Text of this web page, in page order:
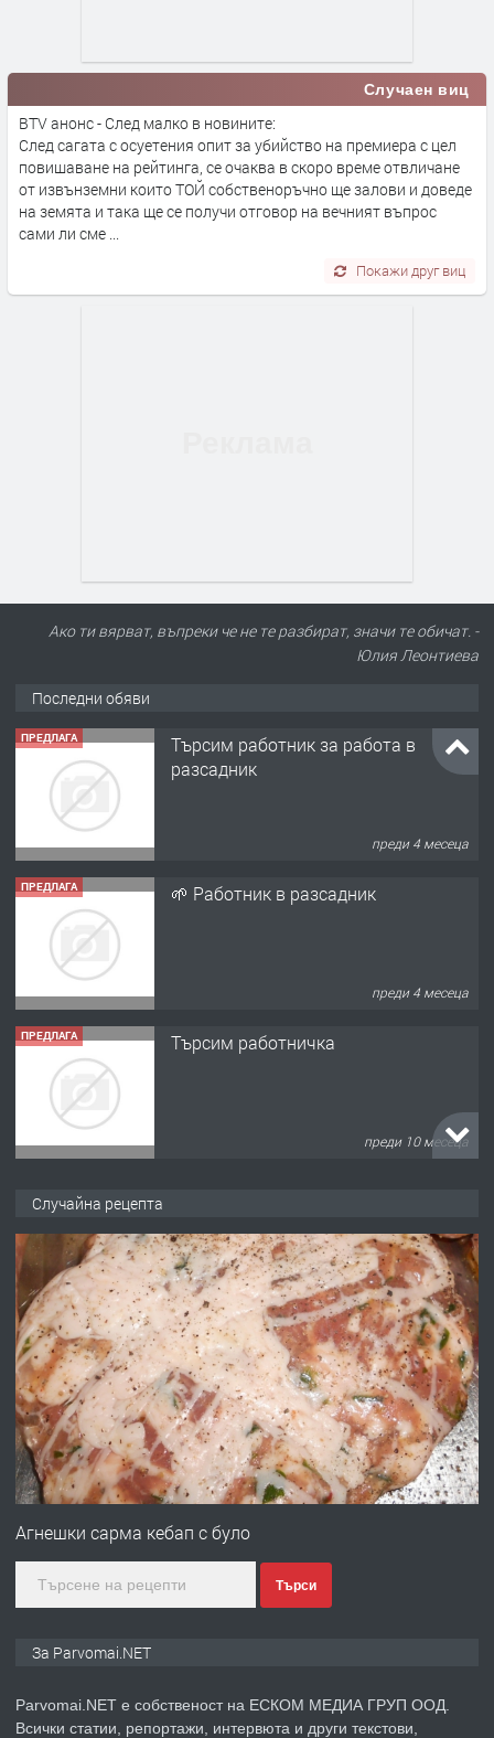
Случаен виц
BTV анонс - След малко в новините:
След сагата с осуетения опит за убийство на премиера с цел
повишаване на рейтинга, се очаква в скоро време отвличане
от извънземни които ТОЙ собственоръчно ще залови и доведе
на земята и така ще се получи отговор на вечният въпрос
сами ли сме ...
Покажи друг виц
Ако ти вярват, въпреки че не те разбират, значи те обичат. -
Юлия Леонтиева
Последни обяви
ПРЕДЛАГА 🌱 Работник в разсадник
преди 4 месеца
ПРЕДЛАГА Търсим работничка
преди 10 месеца
ПРЕДЛАГА
Продава употребявани чисти и
преди 1 година
преди 1 година
ПРЕДЛАГА
Първи поход "По стъпките на Ангел
Войвода"
преди 1 година
ПРЕДЛАГА
Монтажник на малки детайли за
Случайна рецепта
Агнешки сарма кебап с було
Търси
За Parvomai.NET
Parvomai.NET е собственост на ЕСКОМ МЕДИА ГРУП ООД.
Всички статии, репортажи, интервюта и други текстови,